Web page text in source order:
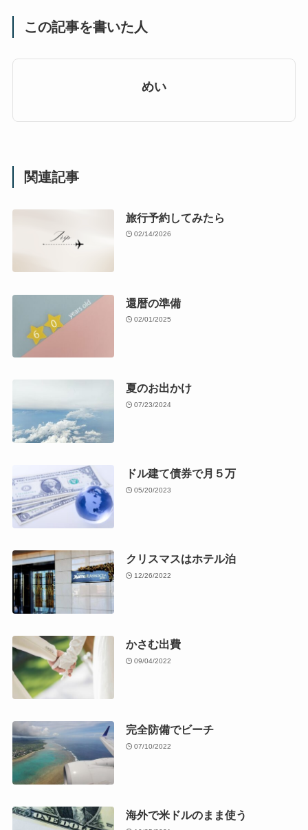
この記事を書いた人
めい
関連記事
旅行予約してみたら
02/14/2026
還暦の準備
02/01/2025
夏のお出かけ
07/23/2024
ドル建て債券で月５万
05/20/2023
クリスマスはホテル泊
12/26/2022
かさむ出費
09/04/2022
完全防備でビーチ
07/10/2022
海外で米ドルのまま使う